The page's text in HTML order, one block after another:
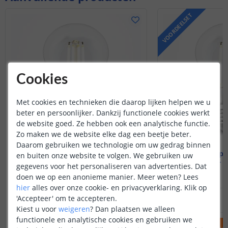
Wifi lamp - E27 fitting
7 watt - Dual white
OP VOORRAAD 20
VOORDEELSET
Wifi lamp
7 watt -
Cookies
Met cookies en technieken die daarop lijken helpen we u
beter en persoonlijker. Dankzij functionele cookies werkt
de website goed. Ze hebben ook een analytische functie.
Zo maken we de website elke dag een beetje beter.
Daarom gebruiken we technologie om uw gedrag binnen
en buiten onze website te volgen. We gebruiken uw
gegevens voor het personaliseren van advertenties. Dat
doen we op een anonieme manier. Meer weten? Lees
hier alles over onze cookie- en privacyverklaring. Klik op
'Accepteer' om te accepteren.
Kiest u voor weigeren? Dan plaatsen we alleen
functionele en analytische cookies en gebruiken we